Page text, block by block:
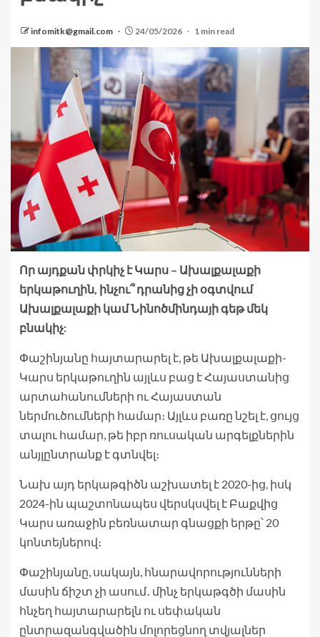
infomitk@gmail.com 24/05/2026 1 min read
Որ այդքան փրկիչ է Կարս – Ախալքալաքի
երկաթուղին, ինչու՞ դրանից չի օգտվում
Ախալքալաքի կամ Նինոծմինդայի գեթ մեկ
բնակիչ:
Փաշինյանը հայտարարել է, թե Ախալքալաքի-
Կարս երկաթուղին այլևս բաց է Հայաստանից
արտահանումների ու Հայաստան
ներմուծումների համար։ Այլևս բառը նշել է, ցույց
տալու համար, թե իբր ռուսական արգելքներին
անյլընտրանք է գտնվել։
Նախ այդ երկաթգիծն աշխատել է 2020-ից, իսկ
2024-ին պաշտոնապես վերսկսվել է Բաքվից
Կարս առաջին բեռնատար գնացքի երթը՝ 20
կոնտեյներով։
Փաշինյանը, սակայն, հնարավորությունների
մասին ճիշտ չի ասում․ մինչ երկաթգծի մասին
հնչեղ հայտարարելն ու սեփական
ընտրազանգվածին մոլորեցնող տվյալներ